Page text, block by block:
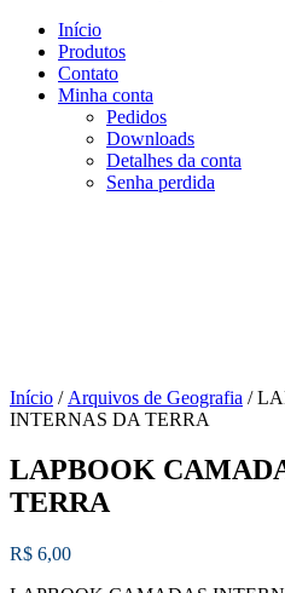
Início
Produtos
Contato
Minha conta
Pedidos
Downloads
Detalhes da conta
Senha perdida
Início / Arquivos de Geografia /
INTERNAS DA TERRA
LAPBOOK
TERRA
R$ 6,00